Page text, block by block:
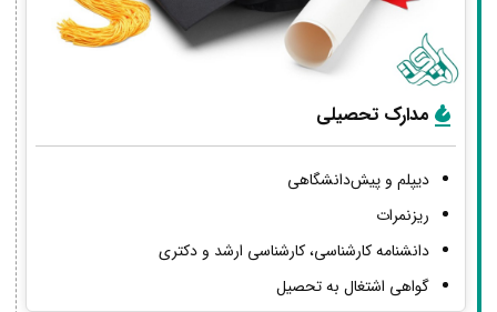
مدارک تحصیلی
دیپلم و پیش‌دانشگاهی
ریزنمرات
دانشنامه کارشناسی، کارشناسی ارشد و دکتری
گواهی اشتغال به تحصیل